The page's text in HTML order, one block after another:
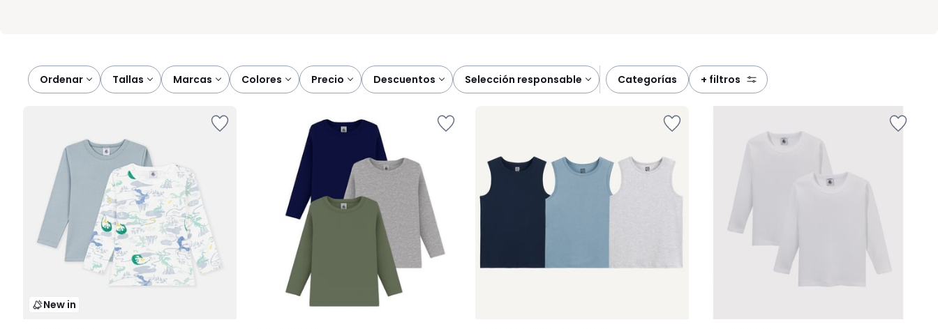
Ordenar tallas marcas colores precio descuentos selección responsable categorías + filtros
New in